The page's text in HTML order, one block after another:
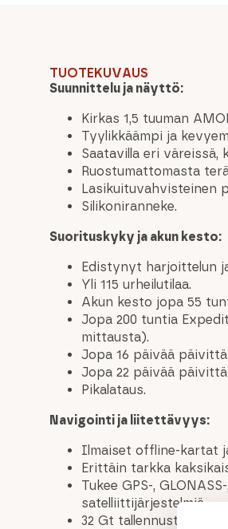
TUOTEKUVAUS
Suunnittelu ja näyttö:
Kirkas 1,5 tuuman
Tyylikkäämpi ja
Saatavilla eri väreissä,
Ruostumattomasta
Lasikuituvahvisteinen
Silikoniranneke.
Suorituskyky ja akun kesto:
Edistynyt harjoittelun
Yli 115 urheilutilaa.
Akun kesto jopa 55
Jopa 200 tuntia
mittausta).
Jopa 16 päivää
Jopa 22 päivää
Pikalataus.
Navigointi ja liitettävyys:
Ilmaiset offline-kartat
Erittäin tarkka
Tukee GPS-,
satelliittijärjestelmiä.
32 Gt tallennustilaa